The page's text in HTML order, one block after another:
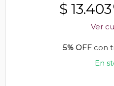
$ 13.403
Ver
5% OFFcon
En